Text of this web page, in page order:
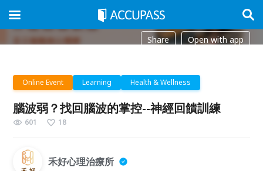
Share Open with app
Online Event Learning Health & Wellness
腦波弱？找回腦波的掌控--神經回饋訓練
601 18
禾好心理治療所